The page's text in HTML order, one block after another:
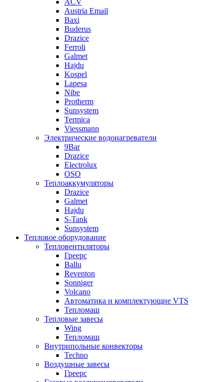
ACV
Austria Email
Baxi
Buderus
Drazice
Ferroli
Galmet
Hajdu
Kospel
Lapesa
Nibe
Protherm
Sunsystem
Termica
Viessmann
Электрические водонагреватели
9Bar
Drazice
Electrolux
OSO
Теплоаккумуляторы
Drazice
Galmet
Hajdu
S-Tank
Sunsystem
Тепловое оборудование
Тепловентиляторы
Греерс
Ballu
Reventon
Sonniger
Volcano
Автоматика и комплектующие VTS
Тепломаш
Тепловые завесы
Wing
Тепломаш
Внутрипольные конвекторы
Techno
Воздушные завесы
Греерс